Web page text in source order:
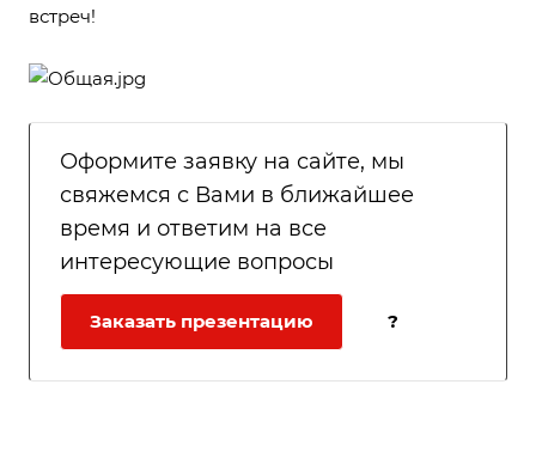
Оформите заявку на сайте, мы
свяжемся с Вами в ближайшее
время и ответим на все
интересующие вопросы
Заказать презентацию ?
встреч!